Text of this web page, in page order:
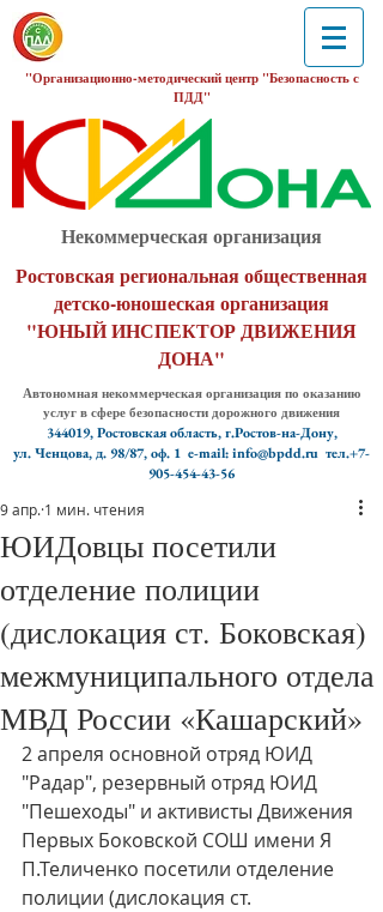
"Организационно-методический центр "Безопасность с
ПДД"
Некоммерческая организация
Ростовская региональная общественная
детско-юношеская организация
"ЮНЫЙ ИНСПЕКТОР ДВИЖЕНИЯ
ДОНА"
Автономная некоммерческая организация по оказанию
услуг в сфере безопасности дорожного движения
344019, Ростовская область, г.Ростов-на-Дону,
ул. Ченцова, д. 98/87, оф. 1 e-mail: info@bpdd.ru тел.+7-
905-454-43-56
ЮИДовцы посетили
отделение полиции
(дислокация ст. Боковская)
межмуниципального отдела
МВД России «Кашарский»
9 апр. 1 мин. чтения
2 апреля основной отряд ЮИД
"Радар", резервный отряд ЮИД
"Пешеходы" и активисты Движения
Первых Боковской СОШ имени Я
П.Теличенко посетили отделение
полиции (дислокация ст.